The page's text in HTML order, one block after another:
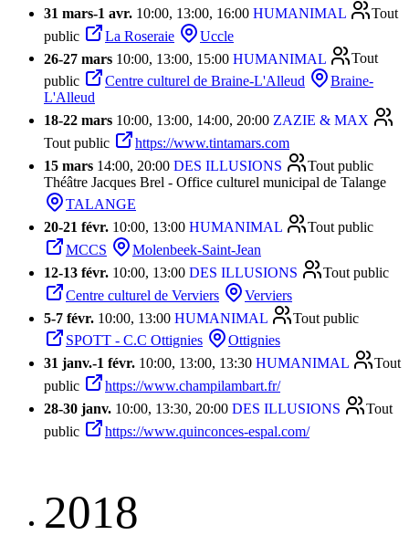
31 mars-1 avr. 10:00, 13:00, 16:00 HUMANIMAL
Tout
public
La Roseraie
Uccle
26-27 mars 10:00, 13:00, 15:00 HUMANIMAL
Tout
public
Centre culturel de Braine-L'Alleud
Braine-
L'Alleud
18-22 mars 10:00, 13:00, 14:00, 20:00 ZAZIE & MAX
Tout public
https://www.tintamars.com
15 mars 14:00, 20:00 DES ILLUSIONS
Tout public
Théâtre Jacques Brel - Office culturel municipal de Talange
TALANGE
20-21 févr. 10:00, 13:00 HUMANIMAL
Tout public
MCCS
Molenbeek-Saint-Jean
12-13 févr. 10:00, 13:00 DES ILLUSIONS
Tout public
Centre culturel de Verviers
Verviers
5-7 févr. 10:00, 13:00 HUMANIMAL
Tout public
SPOTT - C.C Ottignies
Ottignies
31 janv.-1 févr. 10:00, 13:00, 13:30 HUMANIMAL
Tout
public
https://www.champilambart.fr/
28-30 janv. 10:00, 13:30, 20:00 DES ILLUSIONS
Tout
public
https://www.quinconces-espal.com/
2018